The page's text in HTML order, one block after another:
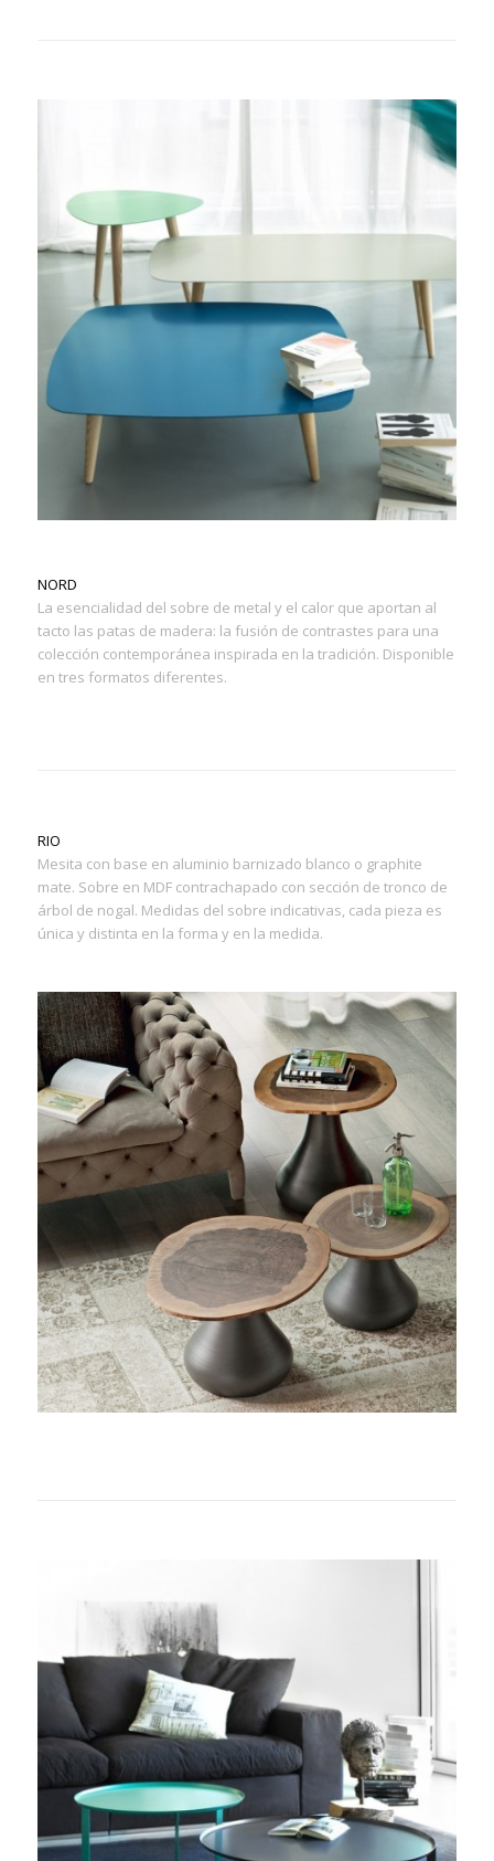
NORD
La esencialidad del sobre de metal y el calor que aportan al
tacto las patas de madera: la fusión de contrastes para una
colección contemporánea inspirada en la tradición. Disponible
en tres formatos diferentes.
RIO
Mesita con base en aluminio barnizado blanco o graphite
mate. Sobre en MDF contrachapado con sección de tronco de
árbol de nogal. Medidas del sobre indicativas, cada pieza es
única y distinta en la forma y en la medida.